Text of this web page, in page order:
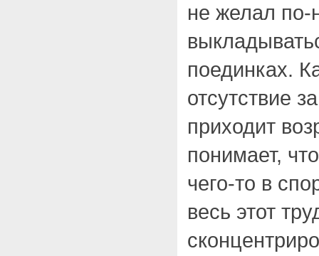
не желал
поединках.
отсутствие
приходит
понимает,
чего-то в
весь этот